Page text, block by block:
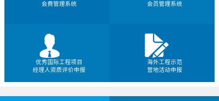
会费管理系统 会员管理系统
优秀国际工程项目
经理人资质评价申报
海外工程示范
营地活动申报